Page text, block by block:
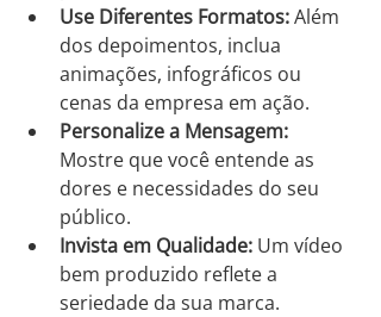
Use Diferentes Formatos: Além
dos depoimentos, inclua
animações, infográficos ou
cenas da empresa em ação.
Personalize a Mensagem:
Mostre que você entende as
dores e necessidades do seu
público.
Invista em Qualidade: Um vídeo
bem produzido reflete a
seriedade da sua marca.